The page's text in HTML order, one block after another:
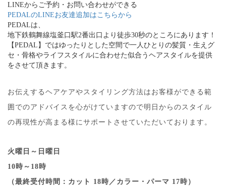
LINEからご予約・お問い合わせができる
PEDALのLINEお友達追加はこちらから
PEDALは、
地下鉄鶴舞線塩釜口駅2番出口より徒歩30秒のところにあります！
【PEDAL】ではゆったりとした空間で一人ひとりの髪質・生えグ
セ・骨格やライフスタイルに合わせた似合うヘアスタイルを提供
をさせて頂きます。
お伝えするヘアケアやスタイリング方法はお客様ができる範
囲でのアドバイスを心がけていますので明日からのスタイル
の再現性が高まる様にサポートさせていただいております。
火曜日～日曜日
10時～18時
（最終受付時間：カット 18時／カラー・パーマ 17時）